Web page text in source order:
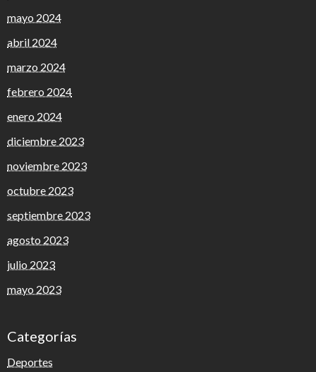
mayo 2024
abril 2024
marzo 2024
febrero 2024
enero 2024
diciembre 2023
noviembre 2023
octubre 2023
septiembre 2023
agosto 2023
julio 2023
mayo 2023
Categorías
Deportes